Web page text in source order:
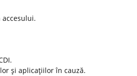
şi aplicaţiilor în cauză.